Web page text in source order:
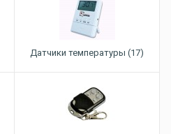
Датчики температуры (17)